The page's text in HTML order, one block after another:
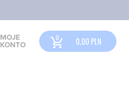
MOJE
KONTO
0,00 PLN